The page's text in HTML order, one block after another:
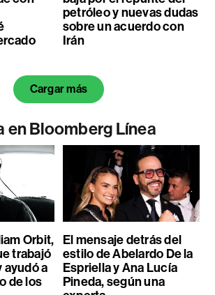
petróleo y nuevas dudas
sobre un acuerdo con
Irán
Cargar más
en Bloomberg Línea
Orbit,
trabajó
ayudó a
de los
El mensaje detrás del
estilo de Abelardo De la
Espriella y Ana Lucía
Pineda, según una